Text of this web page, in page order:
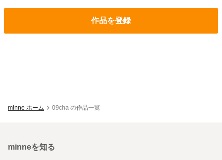
作品を登録
minne ホーム 09cha の作品一覧
minneを知る